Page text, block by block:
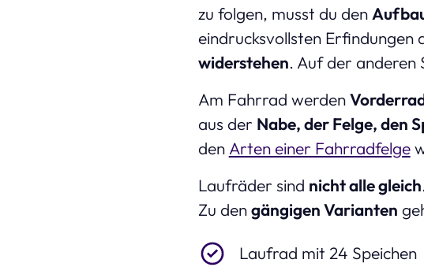
zu folgen, musst du den
eindrucksvollsten Erfindungen
widerstehen. Auf der anderen
Am Fahrrad werden
aus der Nabe, der Felge, den
den Arten einer Fahrradfelge
Laufräder sind nicht alle gleich
Zu dengängigen Varianten
Laufrad mit 24 Speichen